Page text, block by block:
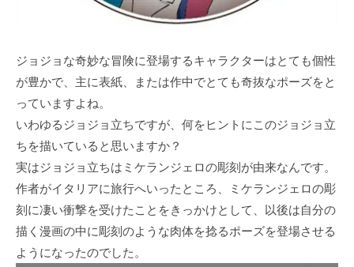
ジョジョな奇妙な冒険に登場するキャラクターはとても個性
が豊かで、主に表紙、または作中でとても奇抜なポーズをと
っていますよね。
いわゆるジョジョ立ちですが、何をヒントにこのジョジョ立
ちを描いていると思いますか？
実はジョジョ立ちはミケランジェロの彫刻が由来なんです。
作者がイタリアに旅行へいったところ、ミケランジェロの彫
刻に凄い衝撃を受けたことをきっかけとして、以後は自分の
描く漫画の中に彫刻のような肉体を捻るポーズを登場させる
ようになったのでした。